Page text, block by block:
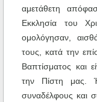
αμετάθετη
Εκκλησία του
ομολόγησαν,
τους, κατά την
Βαπτίσματος και
την Πίστη μας.
συναδέλφους και